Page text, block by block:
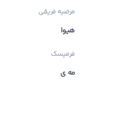
مرضیه فریقی
هیوا
فرمیسک
مه ی